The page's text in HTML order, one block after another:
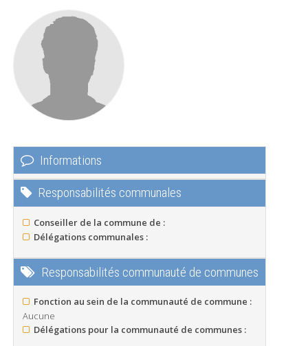
Informations
Responsabilités communales
Conseiller de la commune de :
Délégations communales :
Responsabilités communauté de communes
Fonction au sein de la communauté de commune :
Aucune
Délégations pour la communauté de communes :